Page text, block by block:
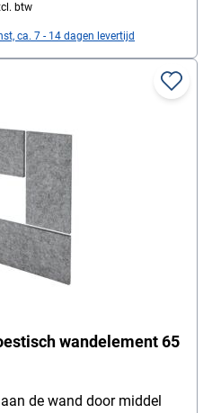
btw
ca. 7 - 14 dagen levertijd
wandelement 65
de wand door middel